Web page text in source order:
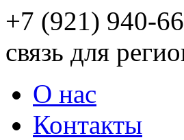
+7 (921) 940-
связь для
О нас
Контакты